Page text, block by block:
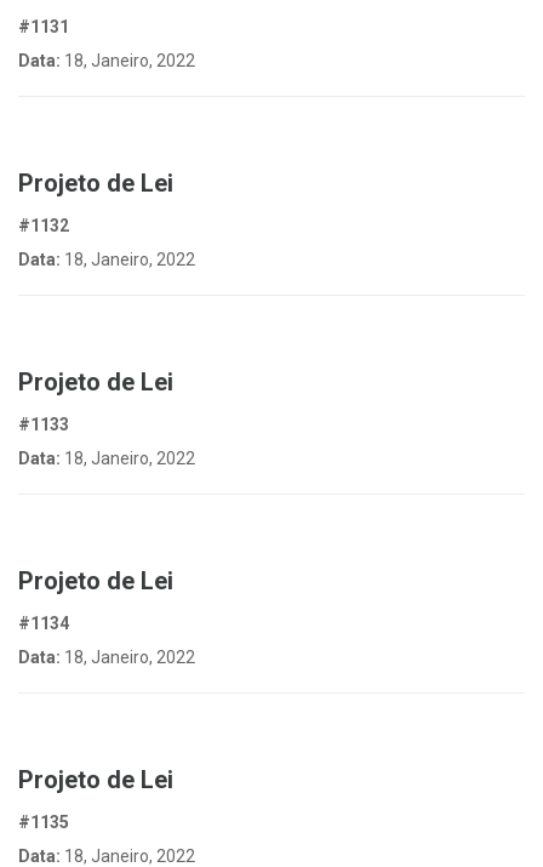
#1131
Data: 18, Janeiro, 2022
Projeto de Lei
#1132
Data: 18, Janeiro, 2022
Projeto de Lei
#1133
Data: 18, Janeiro, 2022
Projeto de Lei
#1134
Data: 18, Janeiro, 2022
Projeto de Lei
#1135
Data: 18, Janeiro, 2022